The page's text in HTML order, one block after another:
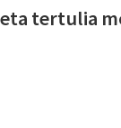
tertulia